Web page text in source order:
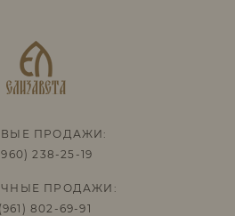
ПРОДАЖИ:
238-25-19
ПРОДАЖИ:
802-69-91